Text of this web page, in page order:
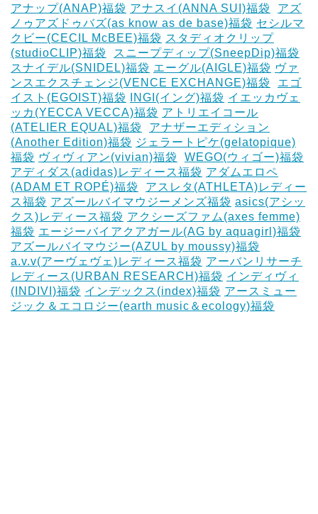
アナップ(ANAP)福袋 アナスイ(ANNA SUI)福袋
アズ
ノゥアズドゥバズ(as know as de base)福袋 セシルマ
クビー(CECIL McBEE)福袋 スタディオクリップ
(studioCLIP)福袋
スニープディップ(SneepDip)福袋
スナイデル(SNIDEL)福袋 エーグル(AIGLE)福袋 ‎ヴァ
ンスエクスチェンジ(VENCE EXCHANGE)福袋
エゴ
イスト(EGOIST)福袋
‎INGI(イング)福袋 イエッカヴェ
ッカ(YECCA VECCA)福袋 アトリエイコール
(ATELIER EQUAL)福袋
アナザーエディション
(Another Edition)福袋 ジェラートピケ(gelatopique)
福袋 ヴィヴィアン(vivian)福袋
WEGO(ウィゴー)福袋
アディダス(adidas)レディース福袋 アダムエロペ
(ADAM ET ROPÉ)福袋
アスレタ(ATHLETA)レディー
ス福袋 アズールバイマウジーメンズ福袋 asics(アシッ
クス)レディース福袋 アクシーズファム(axes femme)
福袋 エージーバイアクアガール(AG by aquagirl)福袋
アズールバイマウジー(AZUL by moussy)福袋
a.v.v(アーヴェヴェ)レディース福袋 アーバンリサーチ
レディース(URBAN RESEARCH)福袋 インディヴィ
(INDIVI)福袋 インデックス(index)福袋 アースミュー
ジック＆エコロジー(earth music＆ecology)福袋